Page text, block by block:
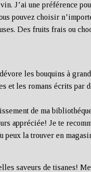
J’ai une préférence
pouvez choisir
Des fruits frais ou
les bouquins à
et les romans écrits par
de ma
appréciée! Je te
la trouver en
saveurs de tisanes!